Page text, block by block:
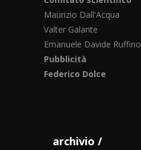
Maurizio Dall'Acqua
Valter Galante
Emanuele Davide Ruffino
Pubblicità
Federico Dolce
archivio